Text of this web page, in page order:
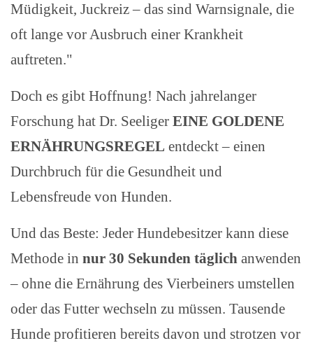
Müdigkeit, Juckreiz – das sind Warnsignale, die
oft lange vor Ausbruch einer Krankheit
auftreten."
Doch es gibt Hoffnung! Nach jahrelanger
Forschung hat Dr. Seeliger EINE GOLDENE
ERNÄHRUNGSREGEL entdeckt – einen
Durchbruch für die Gesundheit und
Lebensfreude von Hunden.
Und das Beste: Jeder Hundebesitzer kann diese
Methode in nur 30 Sekunden täglich anwenden
– ohne die Ernährung des Vierbeiners umstellen
oder das Futter wechseln zu müssen. Tausende
Hunde profitieren bereits davon und strotzen vor